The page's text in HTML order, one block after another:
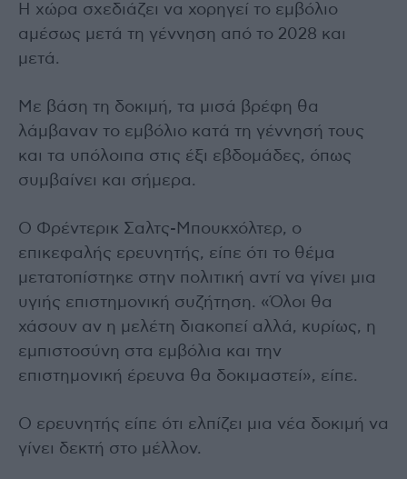
Η χώρα σχεδιάζει να χορηγεί το εμβόλιο
αμέσως μετά τη γέννηση από το 2028 και
μετά.
Με βάση τη δοκιμή, τα μισά βρέφη θα
λάμβαναν το εμβόλιο κατά τη γέννησή τους
και τα υπόλοιπα στις έξι εβδομάδες, όπως
συμβαίνει και σήμερα.
Ο Φρέντερικ Σαλτς-Μπουκχόλτερ, ο
επικεφαλής ερευνητής, είπε ότι το θέμα
μετατοπίστηκε στην πολιτική αντί να γίνει μια
υγιής επιστημονική συζήτηση. «Όλοι θα
χάσουν αν η μελέτη διακοπεί αλλά, κυρίως, η
εμπιστοσύνη στα εμβόλια και την
επιστημονική έρευνα θα δοκιμαστεί», είπε.
Ο ερευνητής είπε ότι ελπίζει μια νέα δοκιμή να
γίνει δεκτή στο μέλλον.